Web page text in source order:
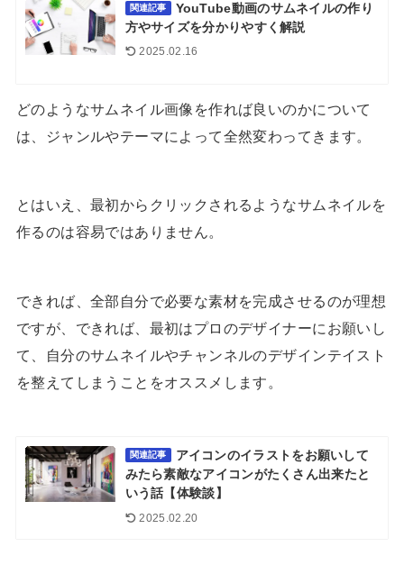
関連記事
YouTube動画のサムネイルの作り
方やサイズを分かりやすく解説
2025.02.16
どのようなサムネイル画像を作れば良いのかについて
は、ジャンルやテーマによって全然変わってきます。
とはいえ、最初からクリックされるようなサムネイルを
作るのは容易ではありません。
できれば、全部自分で必要な素材を完成させるのが理想
ですが、できれば、最初はプロのデザイナーにお願いし
て、自分のサムネイルやチャンネルのデザインテイスト
を整えてしまうことをオススメします。
関連記事
アイコンのイラストをお願いして
みたら素敵なアイコンがたくさん出来たと
いう話【体験談】
2025.02.20